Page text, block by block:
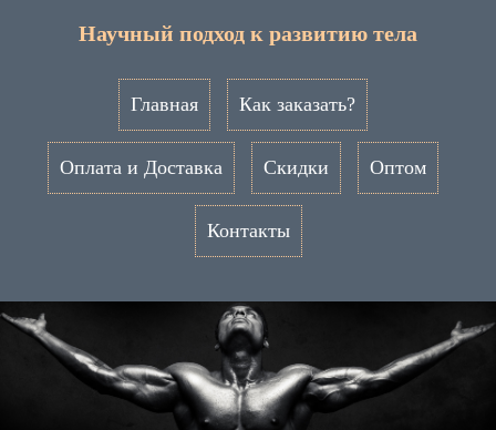
Научный подход к развитию тела
Главная Как заказать?
Оплата и Доставка Скидки Оптом
Контакты